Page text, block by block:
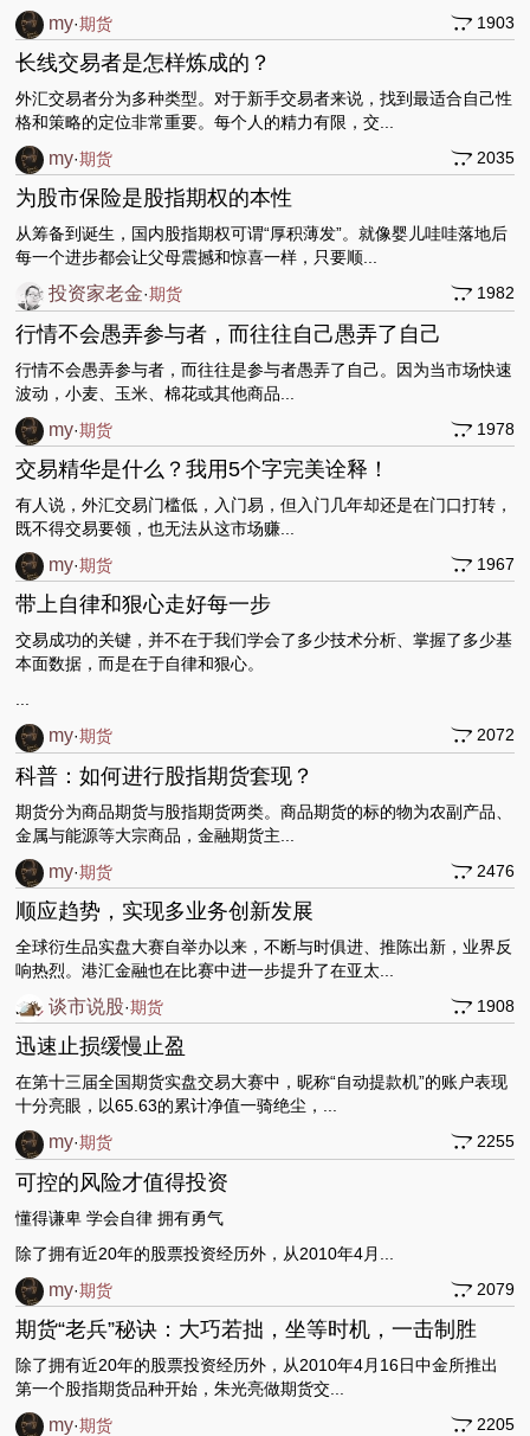
my·期货 1903
长线交易者是怎样炼成的？
外汇交易者分为多种类型。对于新手交易者来说，找到最适合自己性
格和策略的定位非常重要。每个人的精力有限，交...
my·期货 2035
为股市保险是股指期权的本性
从筹备到诞生，国内股指期权可谓“厚积薄发”。就像婴儿哇哇落地后
每一个进步都会让父母震撼和惊喜一样，只要顺...
投资家老金·期货 1982
行情不会愚弄参与者，而往往自己愚弄了自己
行情不会愚弄参与者，而往往是参与者愚弄了自己。因为当市场快速
波动，小麦、玉米、棉花或其他商品...
my·期货 1978
交易精华是什么？我用5个字完美诠释！
有人说，外汇交易门槛低，入门易，但入门几年却还是在门口打转，
既不得交易要领，也无法从这市场赚...
my·期货 1967
带上自律和狠心走好每一步
交易成功的关键，并不在于我们学会了多少技术分析、掌握了多少基
本面数据，而是在于自律和狠心。
...
my·期货 2072
科普：如何进行股指期货套现？
期货分为商品期货与股指期货两类。商品期货的标的物为农副产品、
金属与能源等大宗商品，金融期货主...
my·期货 2476
顺应趋势，实现多业务创新发展
全球衍生品实盘大赛自举办以来，不断与时俱进、推陈出新，业界反
响热烈。港汇金融也在比赛中进一步提升了在亚太...
谈市说股·期货 1908
迅速止损缓慢止盈
在第十三届全国期货实盘交易大赛中，昵称“自动提款机”的账户表现
十分亮眼，以65.63的累计净值一骑绝尘，...
my·期货 2255
可控的风险才值得投资
懂得谦卑 学会自律 拥有勇气
除了拥有近20年的股票投资经历外，从2010年4月...
my·期货 2079
期货“老兵”秘诀：大巧若拙，坐等时机，一击制胜
除了拥有近20年的股票投资经历外，从2010年4月16日中金所推出
第一个股指期货品种开始，朱光亮做期货交...
my·期货 2205